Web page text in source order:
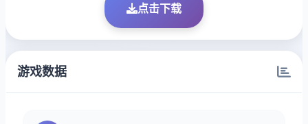
点击下载
游戏数据